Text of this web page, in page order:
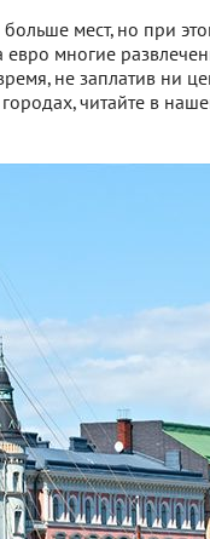
мест, но при
евро многие
не заплатив ни
читайте в